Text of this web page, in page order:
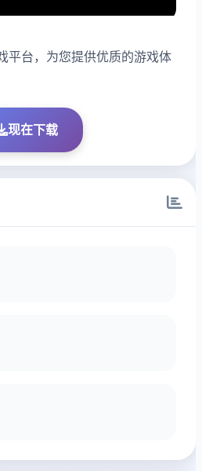
平台，为您提供优质的游戏体
现在下载